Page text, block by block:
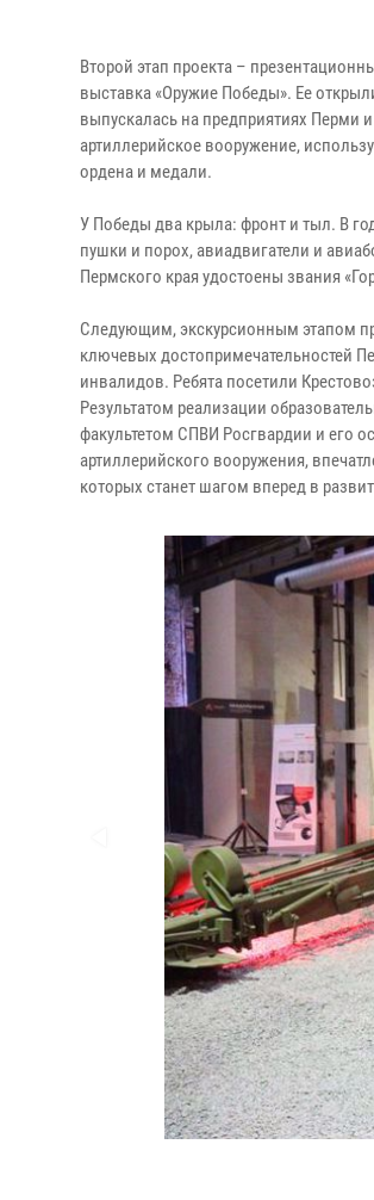
Второй этап проекта –
выставка «Оружие Победы». Ее
выпускалась на предприятиях Перми
артиллерийское вооружение,
ордена и медали.
У Победы два крыла: фронт и тыл. В
пушки и порох, авиадвигатели и
Пермского края удостоены звания
Следующим, экскурсионным этапом
ключевых достопримечательностей
инвалидов. Ребята посетили
Результатом реализации
факультетом СПВИ Росгвардии и его
артиллерийского вооружения,
которых станет шагом вперед в